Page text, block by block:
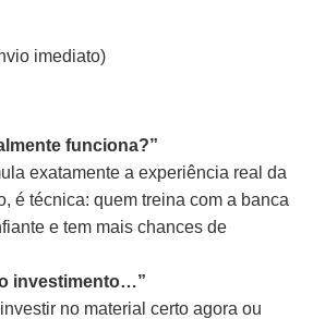
imediato)
funciona?”
exatamente a experiência real da
é técnica: quem treina com a banca
e tem mais chances de
investimento…”
no material certo agora ou